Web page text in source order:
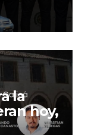
la
hoy,